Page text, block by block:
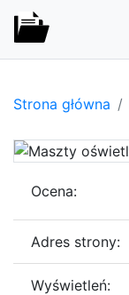
Strona główna
Ocena:
Adres strony:
Wyświetleń: